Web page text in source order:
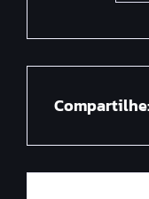
Compartilhe: